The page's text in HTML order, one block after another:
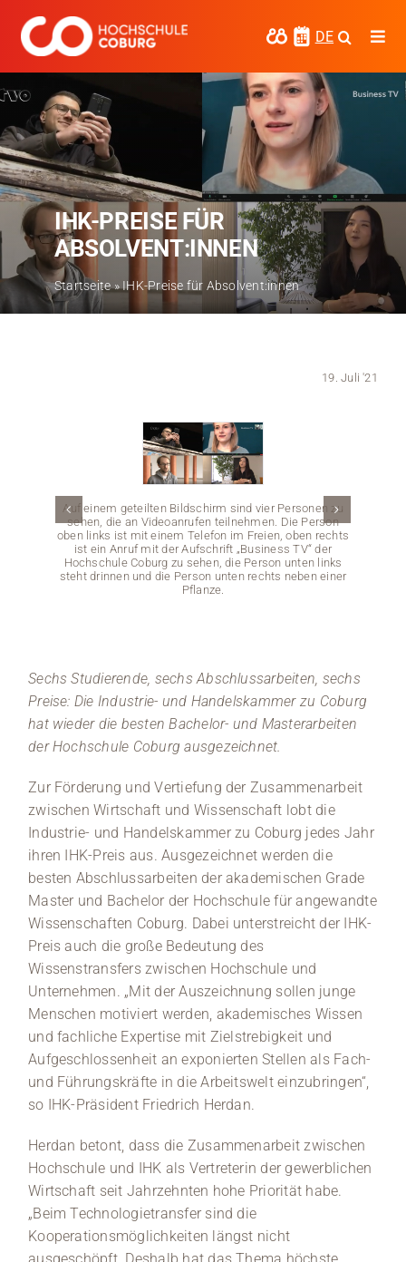
Inhalt
springen
DE
Studieren
Forschen
Kooperieren
Hochschule Coburg
Regionalentwicklung
Entdecke die Region
Stellenangebote
News
Veranstaltungen
IHK-PREISE FÜR
ABSOLVENT:INNEN
Startseite»IHK-Preise für Absolvent:innen
19. Juli '21
Auf einem geteilten Bildschirm sind vier Personen zu
sehen, die an Videoanrufen teilnehmen. Die Person
oben links ist mit einem Telefon im Freien, oben rechts
ist ein Anruf mit der Aufschrift „Business TV“ der
Hochschule Coburg zu sehen, die Person unten links
steht drinnen und die Person unten rechts neben einer
Pflanze.
einen
Sechs Studierende, sechs Abschlussarbeiten, sechs
Preise: Die Industrie- und Handelskammer zu Coburg
hat wieder die besten Bachelor- und Masterarbeiten
der Hochschule Coburg ausgezeichnet.
Zur Förderung und Vertiefung der Zusammenarbeit
zwischen Wirtschaft und Wissenschaft lobt die
Industrie- und Handelskammer zu Coburg jedes Jahr
ihren IHK-Preis aus. Ausgezeichnet werden die
besten Abschlussarbeiten der akademischen Grade
Master und Bachelor der Hochschule für angewandte
Wissenschaften Coburg. Dabei unterstreicht der IHK-
Preis auch die große Bedeutung des
Wissenstransfers zwischen Hochschule und
Unternehmen. „Mit der Auszeichnung sollen junge
Menschen motiviert werden, akademisches Wissen
und fachliche Expertise mit Zielstrebigkeit und
Aufgeschlossenheit an exponierten Stellen als Fach-
und Führungskräfte in die Arbeitswelt einzubringen“,
so IHK-Präsident Friedrich Herdan.
Herdan betont, dass die Zusammenarbeit zwischen
Hochschule und IHK als Vertreterin der gewerblichen
Wirtschaft seit Jahrzehnten hohe Priorität habe.
„Beim Technologietransfer sind die
Kooperationsmöglichkeiten längst nicht